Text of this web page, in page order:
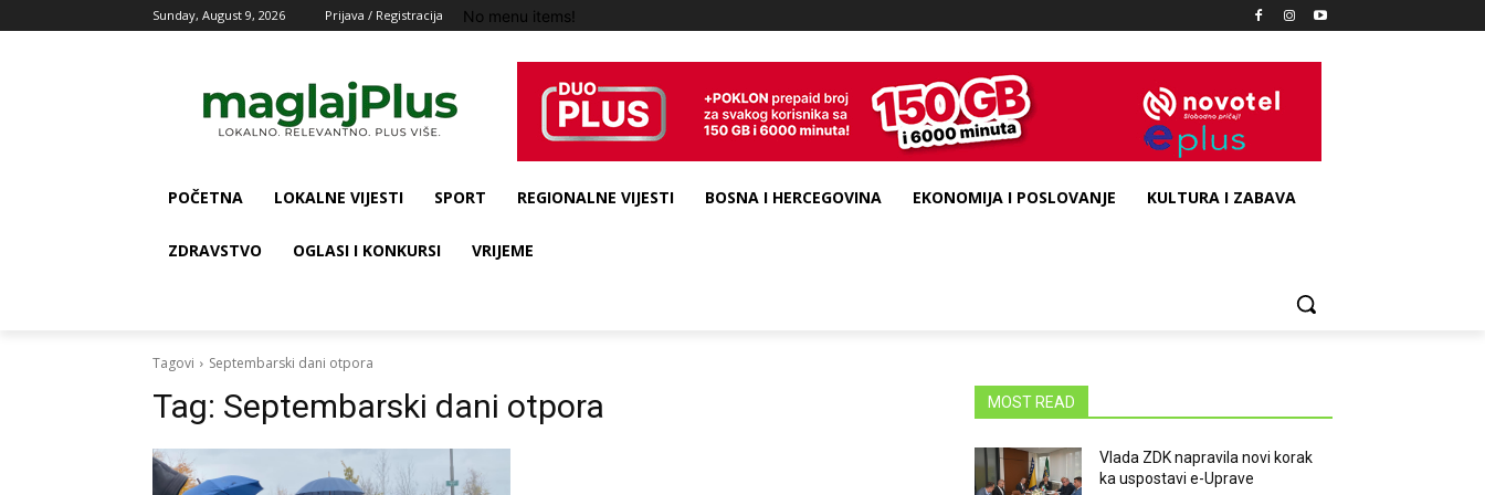
Sunday, August 9, 2026 Prijava / Registracija No menu items!
POČETNA LOKALNE VIJESTI SPORT REGIONALNE VIJESTI BOSNA I HERCEGOVINA EKONOMIJA I POSLOVANJE KULTURA I ZABAVA
ZDRAVSTVO OGLASI I KONKURSI VRIJEME
Tagovi Septembarski dani otpora
Tag: Septembarski dani otpora MOST READ
Vlada ZDK napravila novi korak
ka uspostavi e-Uprave